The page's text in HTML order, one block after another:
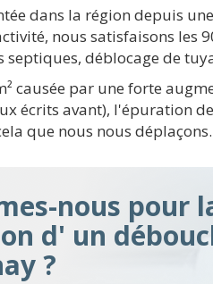
dans la région depuis
nous satisfaisons
septiques, déblocage de
causée par une forte
écrits avant), l'épuration
que nous nous déplaçons.
nous pour
d' un
?